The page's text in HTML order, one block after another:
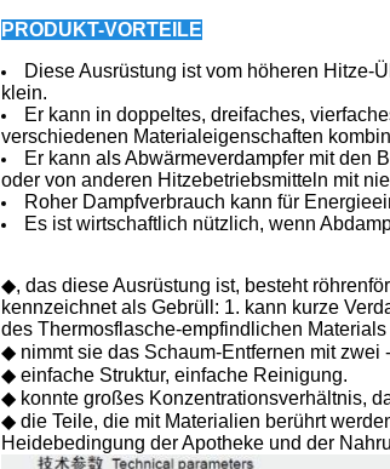
PRODUKT-VORTEILE
Diese Ausrüstung ist vom höheren Hitze-
klein.
Er kann in doppeltes, dreifaches,
verschiedenen Materialeigenschaften
Er kann als Abwärmeverdampfer mit den
oder von anderen Hitzebetriebsmitteln mit
Roher Dampfverbrauch kann für
Es ist wirtschaftlich nützlich, wenn
◆, das diese Ausrüstung ist, besteht
kennzeichnet als Gebrüll: 1. kann kurze
des Thermosflasche-empfindlichen Materials
◆ nimmt sie das Schaum-Entfernen mit zwei
◆ einfache Struktur, einfache Reinigung.
◆ konnte großes Konzentrationsverhältnis,
◆ die Teile, die mit Materialien berührt
Heidebedingung der Apotheke und der